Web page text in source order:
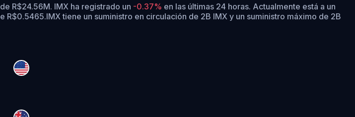
R$24.56M. IMX ha registrado un -0.37% en las últimas 24 horas. Actualmente está a un
R$0.5465.IMX tiene un suministro en circulación de 2B IMX y un suministro máximo de 2B